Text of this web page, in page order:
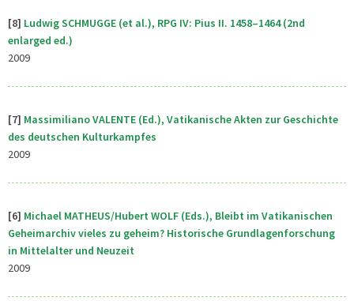
[8] Ludwig SCHMUGGE (et al.), RPG IV: Pius II. 1458–1464 (2nd
enlarged ed.)
2009
[7] Massimiliano VALENTE (Ed.), Vatikanische Akten zur Geschichte
des deutschen Kulturkampfes
2009
[6] Michael MATHEUS/Hubert WOLF (Eds.), Bleibt im Vatikanischen
Geheimarchiv vieles zu geheim? Historische Grundlagenforschung
in Mittelalter und Neuzeit
2009